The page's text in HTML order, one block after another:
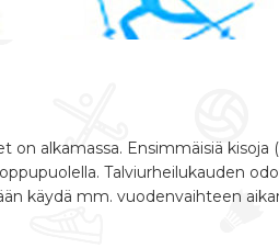
alkamassa. Ensimmäisiä
Talviurheilukauden
käydä mm. vuodenvaihteen